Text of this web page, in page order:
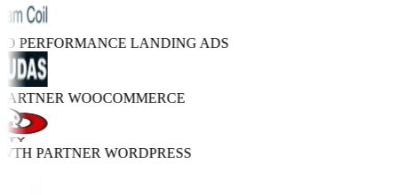
PERFORMANCELANDING ADS
WOOCOMMERCE
PARTNERWORDPRESS